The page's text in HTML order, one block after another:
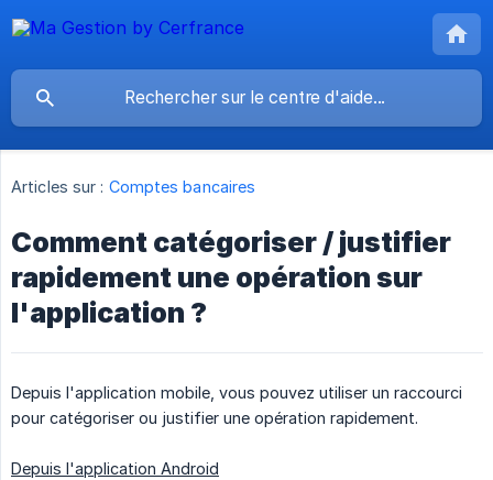
Articles sur : Comptes bancaires
Comment catégoriser / justifier
rapidement une opération sur
l'application ?
Depuis l'application mobile, vous pouvez utiliser un raccourci
pour catégoriser ou justifier une opération rapidement.
Depuis l'application Android